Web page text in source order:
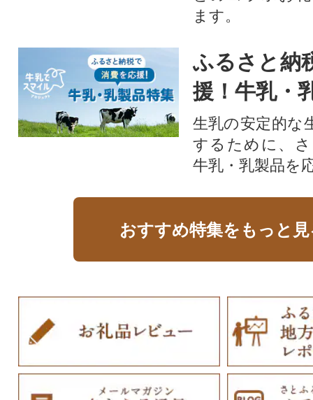
ます。​
ふるさと納
援！牛乳・
生乳の安定的な
するために、
牛乳・乳製品を
おすすめ特集をもっと